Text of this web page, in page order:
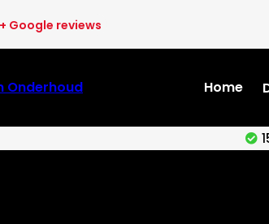
reviews
Home